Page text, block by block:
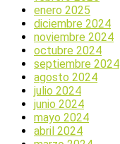
enero 2025
diciembre 2024
noviembre 2024
octubre 2024
septiembre 2024
agosto 2024
julio 2024
junio 2024
mayo 2024
abril 2024